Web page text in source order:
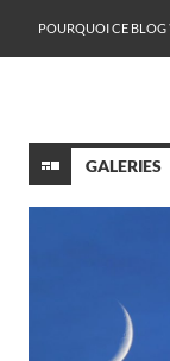
POURQUOI CE BLOG
GALERIES